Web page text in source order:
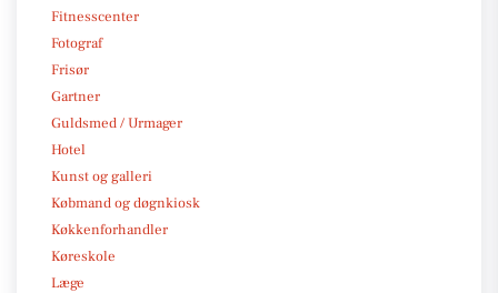
Fitnesscenter
Fotograf
Frisør
Gartner
Guldsmed / Urmager
Hotel
Kunst og galleri
Købmand og døgnkiosk
Køkkenforhandler
Køreskole
Læge